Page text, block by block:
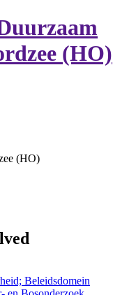
(HO)
(HO)
Beleidsdomein